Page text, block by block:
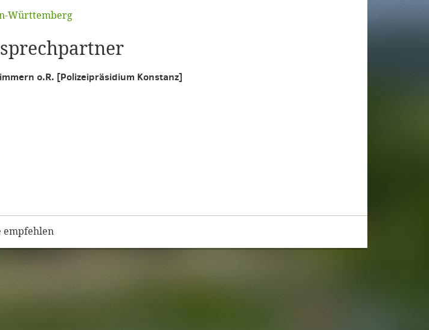
Württemberg
o.R. [Polizeipräsidium Konstanz]
empfehlen